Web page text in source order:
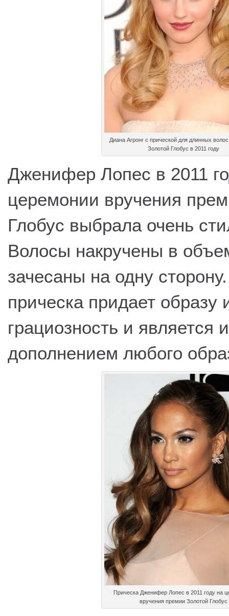
Диана Агронг с прической для длинных
Золотой Глобус в 2011 году
Дженифер Лопес в 2011
церемонии вручения
Глобус выбрала очень
Волосы накручены в
зачесаны на одну
прическа придает образу
грациозность и является
дополнением любого
Прическа Дженифер Лопес в 2011 году на
вручения премии Золотой Глобус